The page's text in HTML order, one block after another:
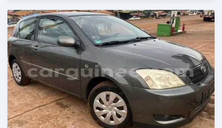
Publié il y a presque 3 ans